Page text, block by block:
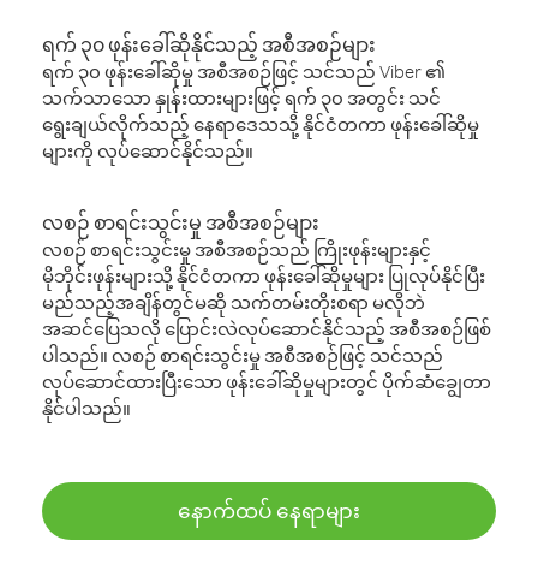
ရက် ၃၀ ဖုန်းခေါ်ဆိုနိုင်သည့် အစီအစဉ်များ
ရက် ၃၀ ဖုန်းခေါ်ဆိုမှု အစီအစဉ်ဖြင့် သင်သည် Viber ၏
သက်သာသော နှုန်းထားများဖြင့် ရက် ၃၀ အတွင်း သင်
ရွေးချယ်လိုက်သည့် နေရာဒေသသို့ နိုင်ငံတကာ ဖုန်းခေါ်ဆိုမှု
များကို လုပ်ဆောင်နိုင်သည်။
လစဉ် စာရင်းသွင်းမှု အစီအစဉ်များ
လစဉ် စာရင်းသွင်းမှု အစီအစဉ်သည် ကြိုးဖုန်းများနှင့်
မိုဘိုင်းဖုန်းများသို့ နိုင်ငံတကာ ဖုန်းခေါ်ဆိုမှုများ ပြုလုပ်နိုင်ပြီး
မည်သည့်အချိန်တွင်မဆို သက်တမ်းတိုးစရာ မလိုဘဲ
အဆင်ပြေသလို ပြောင်းလဲလုပ်ဆောင်နိုင်သည့် အစီအစဉ်ဖြစ်
ပါသည်။ လစဉ် စာရင်းသွင်းမှု အစီအစဉ်ဖြင့် သင်သည်
လုပ်ဆောင်ထားပြီးသော ဖုန်းခေါ်ဆိုမှုများတွင် ပိုက်ဆံချွေတာ
နိုင်ပါသည်။
နောက်ထပ် နေရာများ